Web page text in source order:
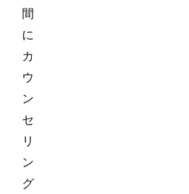
間
に
カ
ウ
ン
セ
リ
ン
グ